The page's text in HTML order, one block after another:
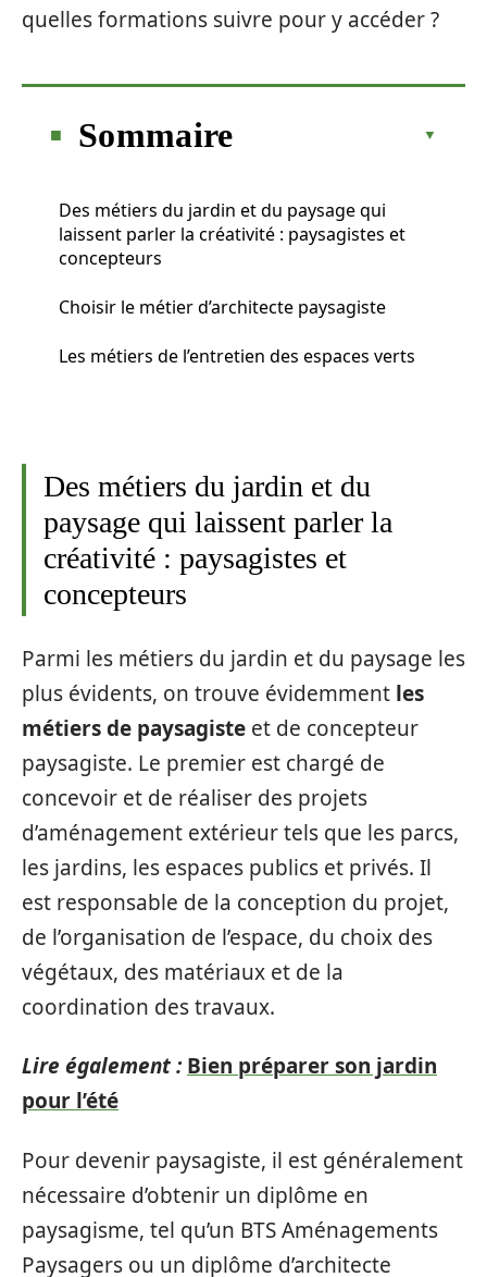
quelles formations suivre pour y accéder ?
Sommaire
Des métiers du jardin et du paysage qui
laissent parler la créativité : paysagistes et
concepteurs
Choisir le métier d’architecte paysagiste
Les métiers de l’entretien des espaces verts
Des métiers du jardin et du
paysage qui laissent parler la
créativité : paysagistes et
concepteurs
Parmi les métiers du jardin et du paysage les
plus évidents, on trouve évidemment les
métiers de paysagiste et de concepteur
paysagiste. Le premier est chargé de
concevoir et de réaliser des projets
d’aménagement extérieur tels que les parcs,
les jardins, les espaces publics et privés. Il
est responsable de la conception du projet,
de l’organisation de l’espace, du choix des
végétaux, des matériaux et de la
coordination des travaux.
Lire également : Bien préparer son jardin
pour l’été
Pour devenir paysagiste, il est généralement
nécessaire d’obtenir un diplôme en
paysagisme, tel qu’un BTS Aménagements
Paysagers ou un diplôme d’architecte